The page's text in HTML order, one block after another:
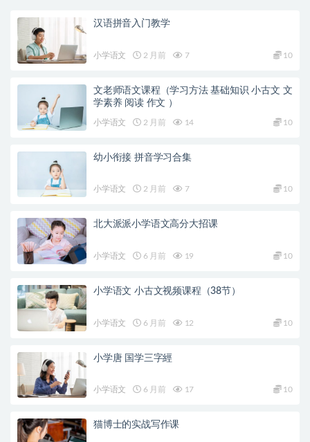
汉语拼音入门教学
小学语文 2 月前 7 10
文老师语文课程（学习方法 基础知识 小古文 文
学素养 阅读 作文 ）
小学语文 2 月前 14 10
幼小衔接 拼音学习合集
小学语文 2 月前 7 10
北大派派小学语文高分大招课
小学语文 6 月前 19 10
小学语文 小古文视频课程（38节）
小学语文 6 月前 12 10
小学唐 国学三字經
小学语文 6 月前 17 10
猫博士的实战写作课